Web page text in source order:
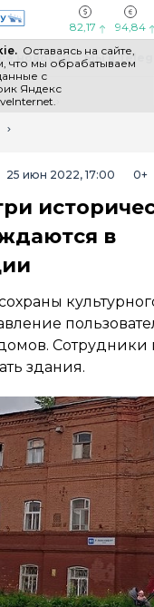
82,17 94,84
Оставаясь на сайте,
что мы обрабатываем
с
Яндекс
новости Мы в
25 июн 2022, 17:00 0+
в
Сотрудники
здания.